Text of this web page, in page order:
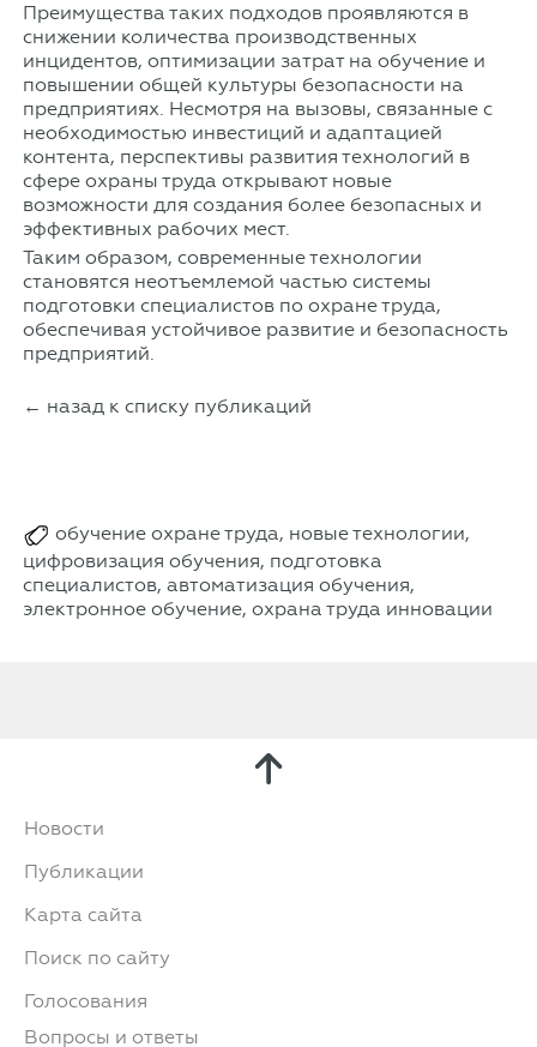
Преимущества таких подходов проявляются в
снижении количества производственных
инцидентов, оптимизации затрат на обучение и
повышении общей культуры безопасности на
предприятиях. Несмотря на вызовы, связанные с
необходимостью инвестиций и адаптацией
контента, перспективы развития технологий в
сфере охраны труда открывают новые
возможности для создания более безопасных и
эффективных рабочих мест.
Таким образом, современные технологии
становятся неотъемлемой частью системы
подготовки специалистов по охране труда,
обеспечивая устойчивое развитие и безопасность
предприятий.
← назад к списку публикаций
обучение охране труда, новые технологии,
цифровизация обучения, подготовка
специалистов, автоматизация обучения,
электронное обучение, охрана труда инновации
Новости
Публикации
Карта сайта
Поиск по сайту
Голосования
Вопросы и ответы